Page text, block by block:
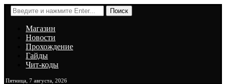
Поиск
Магазин
Новости
Прохождение
Гайды
Чит-коды
Пятница, 7 августа, 2026